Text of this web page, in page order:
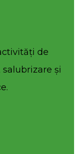
de
și